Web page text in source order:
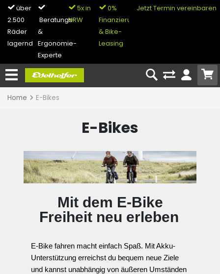
über
2.500
Räder
lagernd
Beratungs-
&
Ergonomie-
Experte
5x in
NRW
0%
Finanzierung
& Bike-
Leasing
Jetzt Termin vereinbaren
Home E-Bikes
E-Bikes
Mit dem E-Bike
Freiheit neu erleben
E-Bike fahren macht einfach Spaß. Mit Akku-
Unterstützung erreichst du bequem neue Ziele
und kannst unabhängig von äußeren Umständen